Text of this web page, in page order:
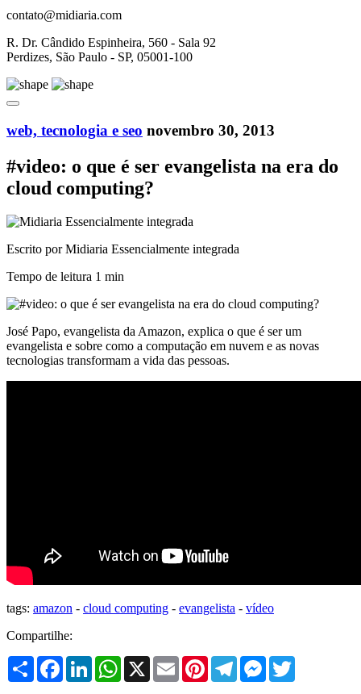
contato@midiaria.com
R. Dr. Cândido Espinheira, 560 - Sala 92
Perdizes, São Paulo - SP, 05001-100
web, tecnologia e seo novembro 30, 2013
#video: o que é ser evangelista na era do
cloud computing?
Escrito por Midiaria Essencialmente integrada
Tempo de leitura 1 min
José Papo, evangelista da Amazon, explica o que é ser um
evangelista e sobre como a computação em nuvem e as novas
tecnologias transformam a vida das pessoas.
tags: amazon - cloud computing - evangelista - vídeo
Compartilhe:
Share FacebookLinkedInWhatsApp
X Email PinterestTelegramMessenger